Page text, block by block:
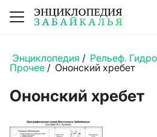
Энциклопедия / Рельеф.
Прочее / Ононский хребет
Ононский хребет